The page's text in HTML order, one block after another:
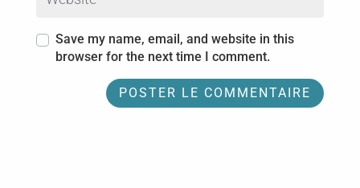
Save my name, email, and website in this
browser for the next time I comment.